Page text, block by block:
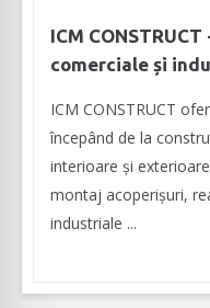
ICM
comerciale și
ICM CONSTRUCT
începând de la
interioare și
montaj acoperișuri,
industriale ...